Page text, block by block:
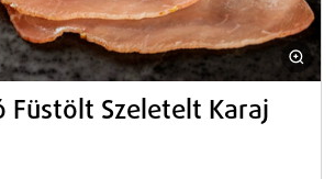
Füstölt Szeletelt Karaj